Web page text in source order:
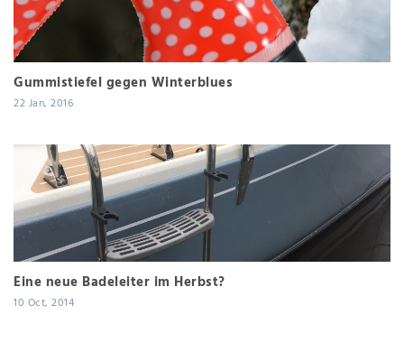
Gummistiefel gegen Winterblues
22 Jan, 2016
Eine neue Badeleiter im Herbst?
10 Oct, 2014